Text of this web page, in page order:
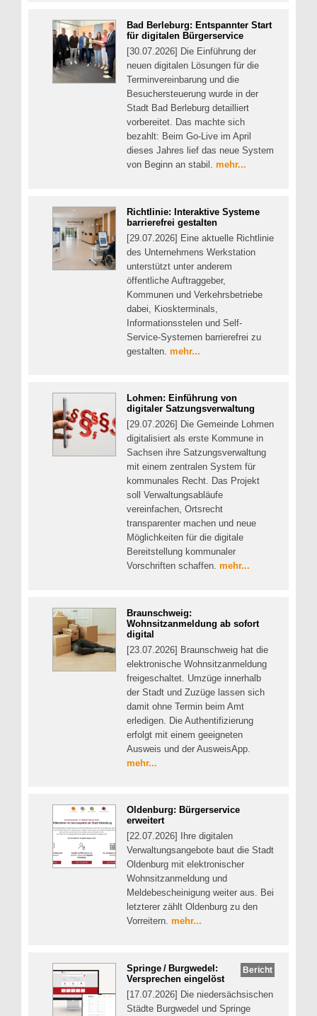
Bad Berleburg: Entspannter Start
für digitalen Bürgerservice
[30.07.2026] Die Einführung der
neuen digitalen Lösungen für die
Terminvereinbarung und die
Besuchersteuerung wurde in der
Stadt Bad Berleburg detailliert
vorbereitet. Das machte sich
bezahlt: Beim Go-Live im April
dieses Jahres lief das neue System
von Beginn an stabil. mehr...
Richtlinie: Interaktive Systeme
barrierefrei gestalten
[29.07.2026] Eine aktuelle Richtlinie
des Unternehmens Werkstation
unterstützt unter anderem
öffentliche Auftraggeber,
Kommunen und Verkehrsbetriebe
dabei, Kioskterminals,
Informationsstelen und Self-
Service-Systemen barrierefrei zu
gestalten. mehr...
Lohmen: Einführung von
digitaler Satzungsverwaltung
[29.07.2026] Die Gemeinde Lohmen
digitalisiert als erste Kommune in
Sachsen ihre Satzungsverwaltung
mit einem zentralen System für
kommunales Recht. Das Projekt
soll Verwaltungsabläufe
vereinfachen, Ortsrecht
transparenter machen und neue
Möglichkeiten für die digitale
Bereitstellung kommunaler
Vorschriften schaffen. mehr...
Braunschweig:
Wohnsitzanmeldung ab sofort
digital
[23.07.2026] Braunschweig hat die
elektronische Wohnsitzanmeldung
freigeschaltet. Umzüge innerhalb
der Stadt und Zuzüge lassen sich
damit ohne Termin beim Amt
erledigen. Die Authentifizierung
erfolgt mit einem geeigneten
Ausweis und der AusweisApp.
mehr...
Oldenburg: Bürgerservice
erweitert
[22.07.2026] Ihre digitalen
Verwaltungsangebote baut die Stadt
Oldenburg mit elektronischer
Wohnsitzanmeldung und
Meldebescheinigung weiter aus. Bei
letzterer zählt Oldenburg zu den
Vorreitern. mehr...
Bericht
Springe / Burgwedel:
Versprechen eingelöst
[17.07.2026] Die niedersächsischen
Städte Burgwedel und Springe